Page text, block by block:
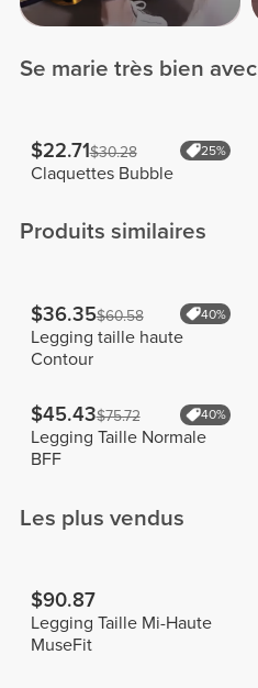
Se marie très bien avec
$22.71$30.28 25%
Claquettes Bubble
Produits similaires
$36.35$60.58 40%
Legging taille haute
Contour
$45.43$75.72 40%
Legging Taille Normale
BFF
Les plus vendus
$90.87
Legging Taille Mi-Haute
MuseFit